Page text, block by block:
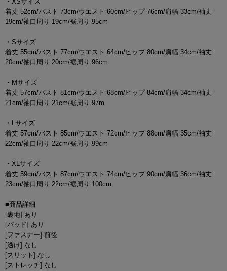
着丈 52cm/バスト 73cm/ウエスト 60cm/ヒップ 76cm/肩幅 33cm/袖丈
19cm/袖口周り 19cm/裾周り 95cm
・Sサイズ
着丈 55cm/バスト 77cm/ウエスト 64cm/ヒップ 80cm/肩幅 34cm/袖丈
20cm/袖口周り 20cm/裾周り 96cm
・Mサイズ
着丈 57cm/バスト 81cm/ウエスト 68cm/ヒップ 84cm/肩幅 34cm/袖丈
21cm/袖口周り 21cm/裾周り 97m
・Lサイズ
着丈 57cm/バスト 85cm/ウエスト 72cm/ヒップ 88cm/肩幅 35cm/袖丈
22cm/袖口周り 22cm/裾周り 99cm
・XLサイズ
着丈 59cm/バスト 87cm/ウエスト 74cm/ヒップ 90cm/肩幅 36cm/袖丈
23cm/袖口周り 22cm/裾周り 100cm
■商品詳細
[裏地] あり
[パッド] あり
[ファスナー] 前後
[透け] なし
[スリット] なし
[ストレッチ] なし